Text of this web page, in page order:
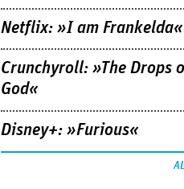
Netflix: »I am Frankelda«
Crunchyroll: »The Drops
God«
Disney+: »Furious«